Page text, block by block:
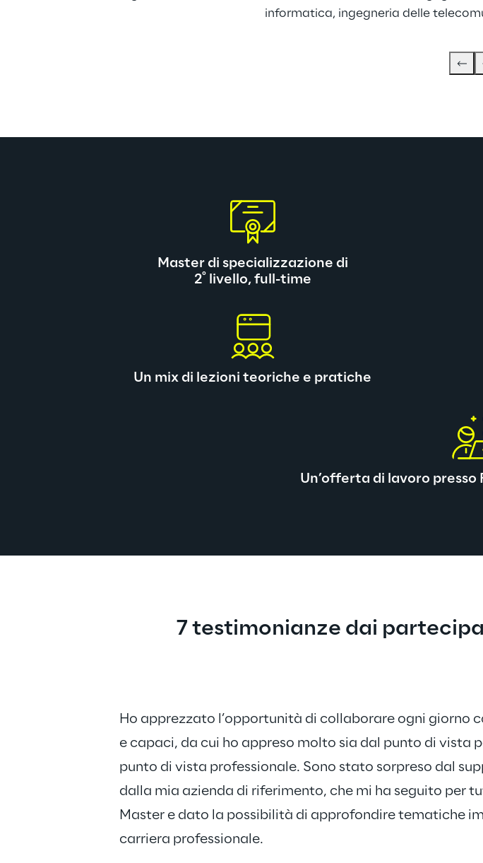
informatica, ingegneria delle
Master di specializzazione di
2° livello, full-time
Un mix di lezioni teoriche e pratiche
Un’offerta di lavoro presso
7 testimonianze dai
Ho apprezzato l’opportunità di collaborare ogni giorno
e capaci, da cui ho appreso molto sia dal punto di vista
punto di vista professionale. Sono stato sorpreso dal
dalla mia azienda di riferimento, che mi ha seguito per
Master e dato la possibilità di approfondire tematiche
carriera professionale.